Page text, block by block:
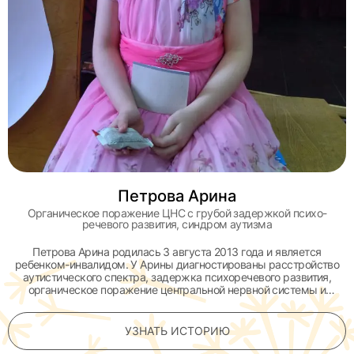
Петрова Арина
Органическое поражение ЦНС с грубой задержкой психо-
речевого развития, синдром аутизма
Петрова Арина родилась 3 августа 2013 года и является
ребенком-инвалидом. У Арины диагностированы расстройство
аутистического спектра, задержка психоречевого развития,
органическое поражение центральной нервной системы и
задержка развития на первом уровне, с выраженными
нарушениями психических функций.
УЗНАТЬ ИСТОРИЮ